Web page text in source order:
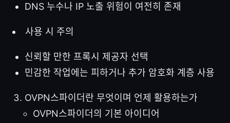
DNS 누수나 IP 노출 위험이 여전히 존재
사용 시 주의
신뢰할 만한 프록시 제공자 선택
민감한 작업에는 피하거나 추가 암호화 계층 사용
OVPN스파이더란 무엇이며 언제 활용하는가
OVPN스파이더의 기본 아이디어